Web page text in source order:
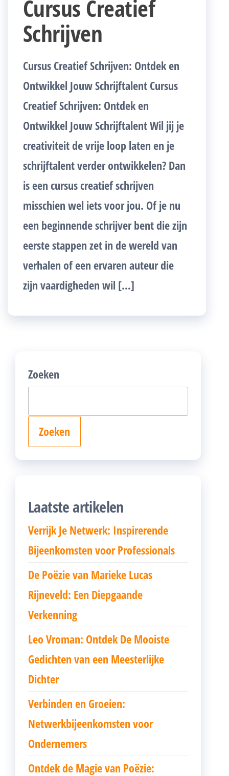
Cursus Creatief
Schrijven
Cursus Creatief Schrijven: Ontdek en
Ontwikkel Jouw Schrijftalent Cursus
Creatief Schrijven: Ontdek en
Ontwikkel Jouw Schrijftalent Wil jij je
creativiteit de vrije loop laten en je
schrijftalent verder ontwikkelen? Dan
is een cursus creatief schrijven
misschien wel iets voor jou. Of je nu
een beginnende schrijver bent die zijn
eerste stappen zet in de wereld van
verhalen of een ervaren auteur die
zijn vaardigheden wil […]
Zoeken
Zoeken
Laatste artikelen
Verrijk Je Netwerk: Inspirerende
Bijeenkomsten voor Professionals
De Poëzie van Marieke Lucas
Rijneveld: Een Diepgaande
Verkenning
Leo Vroman: Ontdek De Mooiste
Gedichten van een Meesterlijke
Dichter
Verbinden en Groeien:
Netwerkbijeenkomsten voor
Ondernemers
Ontdek de Magie van Poëzie: